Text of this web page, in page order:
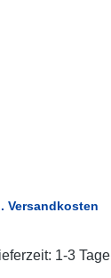
Versandkosten
1-3 Tage